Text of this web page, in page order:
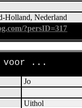
Holland, Nederland
?persID=317
voor ...
Jo
Uithol